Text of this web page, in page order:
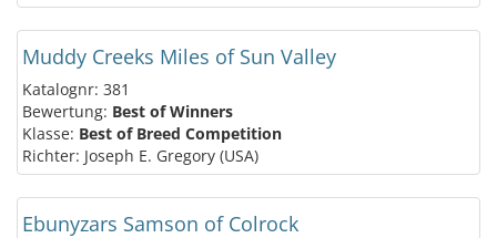
Muddy Creeks Miles of Sun Valley
Katalognr: 381
Bewertung: Best of Winners
Klasse: Best of Breed Competition
Richter: Joseph E. Gregory (USA)
Ebunyzars Samson of Colrock